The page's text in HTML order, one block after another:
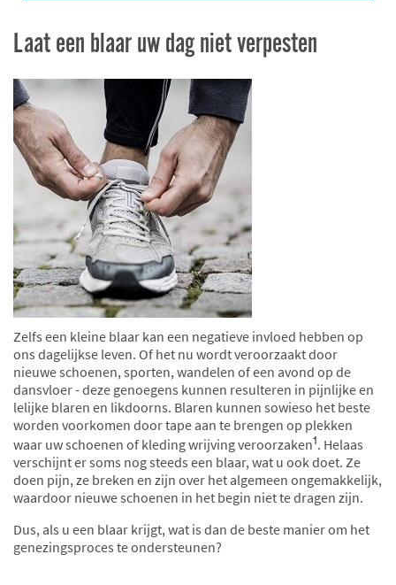
Laat een blaar uw dag niet verpesten
Zelfs een kleine blaar kan een negatieve invloed hebben op
ons dagelijkse leven. Of het nu wordt veroorzaakt door
nieuwe schoenen, sporten, wandelen of een avond op de
dansvloer - deze genoegens kunnen resulteren in pijnlijke en
lelijke blaren en likdoorns. Blaren kunnen sowieso het beste
worden voorkomen door tape aan te brengen op plekken
waar uw schoenen of kleding wrijving veroorzaken1 . Helaas
verschijnt er soms nog steeds een blaar, wat u ook doet. Ze
doen pijn, ze breken en zijn over het algemeen ongemakkelijk,
waardoor nieuwe schoenen in het begin niet te dragen zijn.
Dus, als u een blaar krijgt, wat is dan de beste manier om het
genezingsproces te ondersteunen?